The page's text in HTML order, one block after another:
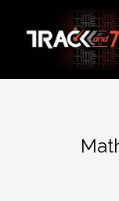
contenu